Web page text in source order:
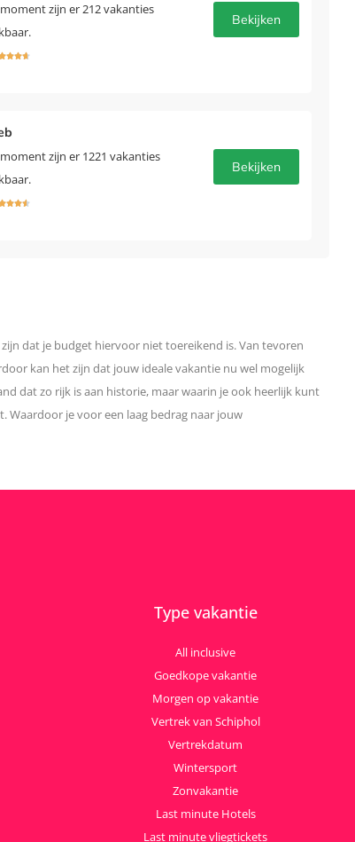
zijn er 212 vakanties

Bekijken
zijn er 1221 vakanties

Bekijken
dat je budget hiervoor niet toereikend is. Van tevoren
kan het zijn dat jouw ideale vakantie nu wel mogelijk
dat zo rijk is aan historie, maar waarin je ook heerlijk kunt
je voor een laag bedrag naar jouw
Type vakantie
All inclusive
Goedkope vakantie
Morgen op vakantie
Vertrek van Schiphol
Vertrekdatum
Wintersport
Zonvakantie
Last minute Hotels
Last minute vliegtickets